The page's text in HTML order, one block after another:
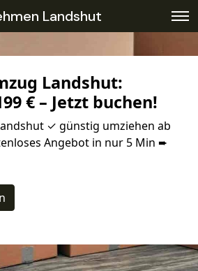
Landshut
Landshut:
€ – Jetzt buchen!
✓ günstig umziehen ab
Angebot in nur 5 Min ➨